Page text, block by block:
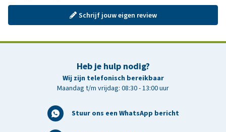
Schrijf jouw eigen review
Heb je hulp nodig?
Wij zijn telefonisch bereikbaar
Maandag t/m vrijdag: 08:30 - 13:00 uur
Stuur ons een WhatsApp bericht